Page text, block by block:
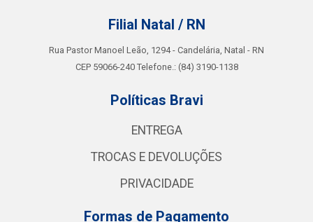
Filial Natal / RN
Rua Pastor Manoel Leão, 1294 - Candelária, Natal - RN
CEP 59066-240 Telefone.: (84) 3190-1138
Políticas Bravi
ENTREGA
TROCAS E DEVOLUÇÕES
PRIVACIDADE
Formas de Pagamento